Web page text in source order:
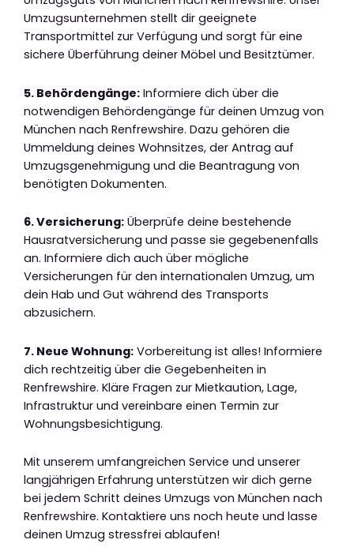
Umzugsunternehmen stellt dir geeignete
Transportmittel zur Verfügung und sorgt für eine
sichere Überführung deiner Möbel und Besitztümer.
5. Behördengänge: Informiere dich über die
notwendigen Behördengänge für deinen Umzug von
München nach Renfrewshire. Dazu gehören die
Ummeldung deines Wohnsitzes, der Antrag auf
Umzugsgenehmigung und die Beantragung von
benötigten Dokumenten.
6. Versicherung: Überprüfe deine bestehende
Hausratversicherung und passe sie gegebenenfalls
an. Informiere dich auch über mögliche
Versicherungen für den internationalen Umzug, um
dein Hab und Gut während des Transports
abzusichern.
7. Neue Wohnung: Vorbereitung ist alles! Informiere
dich rechtzeitig über die Gegebenheiten in
Renfrewshire. Kläre Fragen zur Mietkaution, Lage,
Infrastruktur und vereinbare einen Termin zur
Wohnungsbesichtigung.
Mit unserem umfangreichen Service und unserer
langjährigen Erfahrung unterstützen wir dich gerne
bei jedem Schritt deines Umzugs von München nach
Renfrewshire. Kontaktiere uns noch heute und lasse
deinen Umzug stressfrei ablaufen!